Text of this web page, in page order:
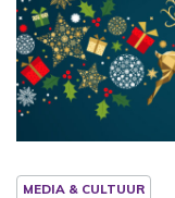
MEDIA & CULTUUR